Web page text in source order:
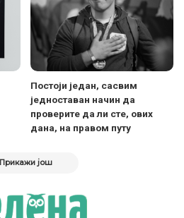
Постоји један, сасвим
једноставан начин да
проверите да ли сте, ових
дана, на правом путу
Прикажи још